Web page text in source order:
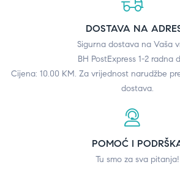
DOSTAVA NA
Sigurna dostava na Vaša
BH PostExpress 1-2 radna
Cijena: 10.00 KM. Za vrijednost narudžbe
dostava.
POMOĆ I
Tu smo za sva pitanja!